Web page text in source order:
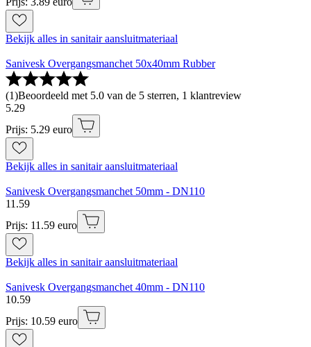
Bekijk alles in sanitair aansluitmateriaal
Sanivesk Overgangsmanchet 50x40mm Rubber
(1)Beoordeeld met 5.0 van de 5 sterren, 1 klantreview
5.29
Prijs: 5.29 euro
Bekijk alles in sanitair aansluitmateriaal
Sanivesk Overgangsmanchet 50mm - DN110
11 .59
Prijs: 11.59 euro
Bekijk alles in sanitair aansluitmateriaal
Sanivesk Overgangsmanchet 40mm - DN110
10.59
Prijs: 10.59 euro